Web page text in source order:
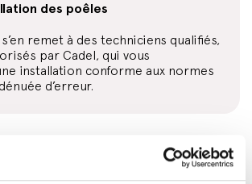
des poêles
remet à des techniciens qualifiés,
par Cadel, qui vous
installation conforme aux normes
d’erreur.
installation des conduits de fumée